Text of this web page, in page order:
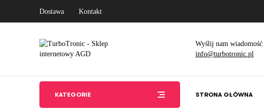
Dostawa Kontakt
Wyślij nam wiadomość
info@turbotronic.pl
KATEGORIE STRONA GŁÓWNA